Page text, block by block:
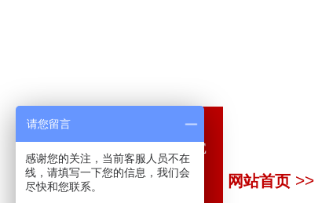
请您留言
感谢您的关注，当前客服人员不在
线，请填写一下您的信息，我们会
尽快和您联系。
EDUCATION BASE
广东省内教育基地 网站首页 >>